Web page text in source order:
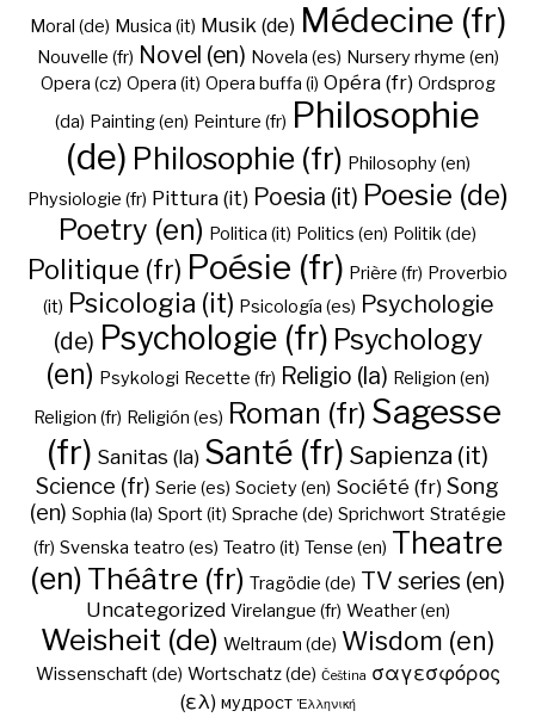
Moral (de) Musica (it) Musik (de) Médecine (fr)
Nouvelle (fr) Novel (en) Novela (es) Nursery rhyme (en)
Opera (cz) Opera (it) Opera buffa (i) Opéra (fr) Ordsprog
(da) Painting (en) Peinture (fr) Philosophie
(de) Philosophie (fr) Philosophy (en)
Physiologie (fr) Pittura (it) Poesia (it) Poesie (de)
Poetry (en) Politica (it) Politics (en) Politik (de)
Politique (fr) Poésie (fr) Prière (fr) Proverbio
(it) Psicologia (it) Psicología (es) Psychologie
(de) Psychologie (fr) Psychology
(en) Psykologi Recette (fr) Religio (la) Religion (en)
Religion (fr) Religión (es) Roman (fr) Sagesse
(fr) Sanitas (la) Santé (fr) Sapienza (it)
Science (fr) Serie (es) Society (en) Société (fr) Song
(en) Sophia (la) Sport (it) Sprache (de) Sprichwort Stratégie
(fr) Svenska teatro (es) Teatro (it) Tense (en) Theatre
(en) Théâtre (fr) Tragödie (de) TV series (en)
Uncategorized Virelangue (fr) Weather (en)
Weisheit (de) Weltraum (de) Wisdom (en)
Wissenschaft (de) Wortschatz (de) Čeština σαγεσφόρος
(ελ) мудрост Ἑλληνική